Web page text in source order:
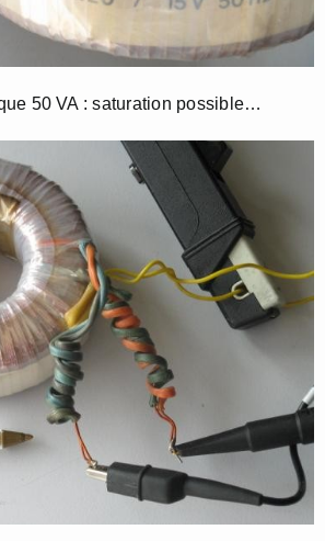
50 VA : saturation possible…